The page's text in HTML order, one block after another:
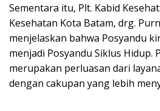
Sementara itu, Plt. Kabid
Kesehatan Kota Batam, drg.
menjelaskan bahwa Posyandu
menjadi Posyandu Siklus Hidup.
merupakan perluasan dari
dengan cakupan yang lebih